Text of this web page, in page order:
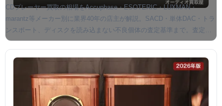
CDプレーヤー買取の相場をAccuphase・ESOTERIC・LUXMAN・
marantz等メーカー別に業界40年の店主が解説。SACD・単体DAC・トラ
ンスポート、ディスクを読み込まない不良個体の査定基準まで。査定・
出張・キャンセル無料、全国対応。